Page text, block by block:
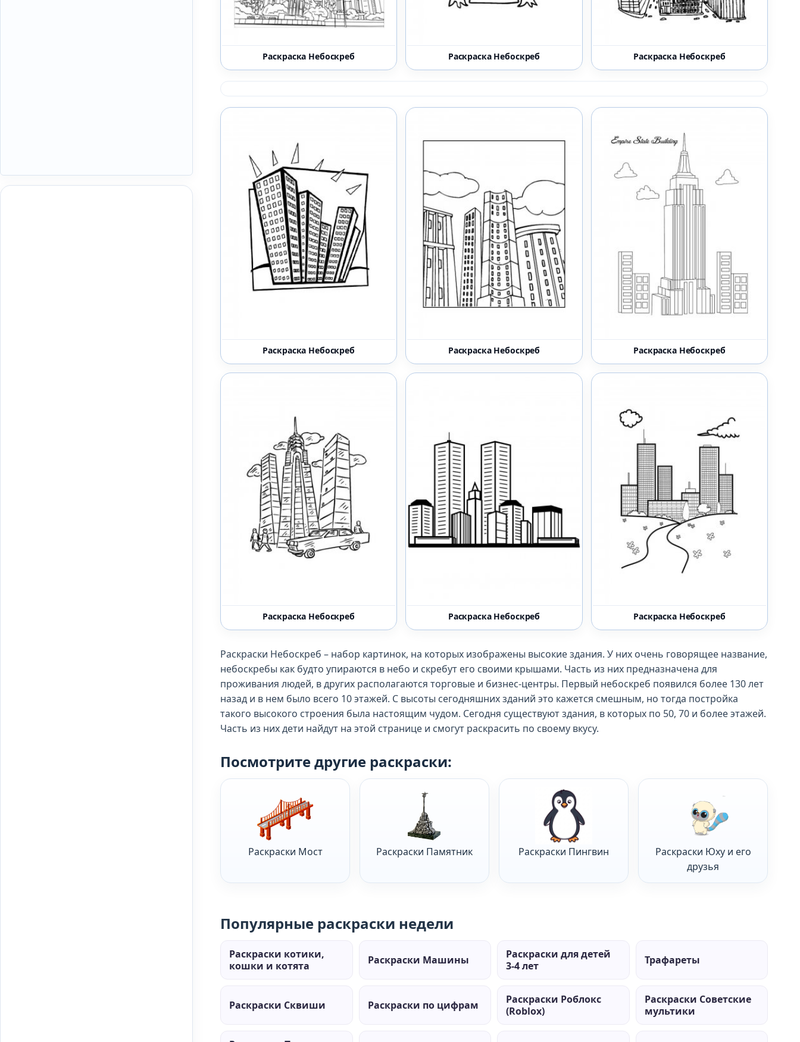
Раскраска Небоскреб Раскраска Небоскреб Раскраска Небоскреб
Раскраска Небоскреб Раскраска Небоскреб Раскраска Небоскреб
Раскраска Небоскреб Раскраска Небоскреб Раскраска Небоскреб
Раскраски Небоскреб – набор картинок, на которых изображены высокие здания. У них очень говорящее название,
небоскребы как будто упираются в небо и скребут его своими крышами. Часть из них предназначена для
проживания людей, в других располагаются торговые и бизнес-центры. Первый небоскреб появился более 130 лет
назад и в нем было всего 10 этажей. С высоты сегодняшних зданий это кажется смешным, но тогда постройка
такого высокого строения была настоящим чудом. Сегодня существуют здания, в которых по 50, 70 и более этажей.
Часть из них дети найдут на этой странице и смогут раскрасить по своему вкусу.
Посмотрите другие раскраски:
Раскраски Мост Раскраски Памятник Раскраски Пингвин
Раскраски Юху и его
друзья
Популярные раскраски недели
Раскраски котики,
кошки и котята
Раскраски Машины
Раскраски для детей
3-4 лет
Трафареты
Раскраски Сквиши Раскраски по цифрам
Раскраски Роблокс
(Roblox)
Раскраски Советские
мультики